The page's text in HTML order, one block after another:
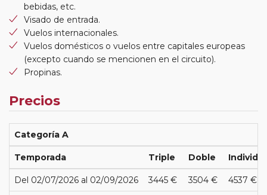
bebidas, etc.
Visado de entrada.
Vuelos internacionales.
Vuelos domésticos o vuelos entre capitales europeas
(excepto cuando se mencionen en el circuito).
Propinas.
Precios
Categoría A
Temporada Triple Doble
Del 02/07/2026 al 02/09/2026 3445 € 3504 € 4537 €